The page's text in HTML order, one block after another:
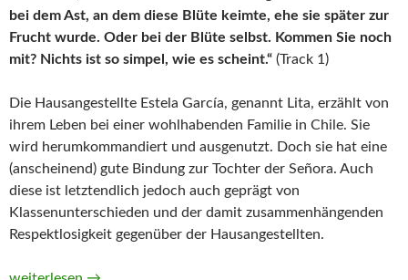
bei dem Ast, an dem diese Blüte keimte, ehe sie später zur
Frucht wurde. Oder bei der Blüte selbst. Kommen Sie noch
mit? Nichts ist so simpel, wie es scheint.“ (Track 1)
Die Hausangestellte Estela García, genannt Lita, erzählt von
ihrem Leben bei einer wohlhabenden Familie in Chile. Sie
wird herumkommandiert und ausgenutzt. Doch sie hat eine
(anscheinend) gute Bindung zur Tochter der Señora. Auch
diese ist letztendlich jedoch auch geprägt von
Klassenunterschieden und der damit zusammenhängenden
Respektlosigkeit gegenüber der Hausangestellten.